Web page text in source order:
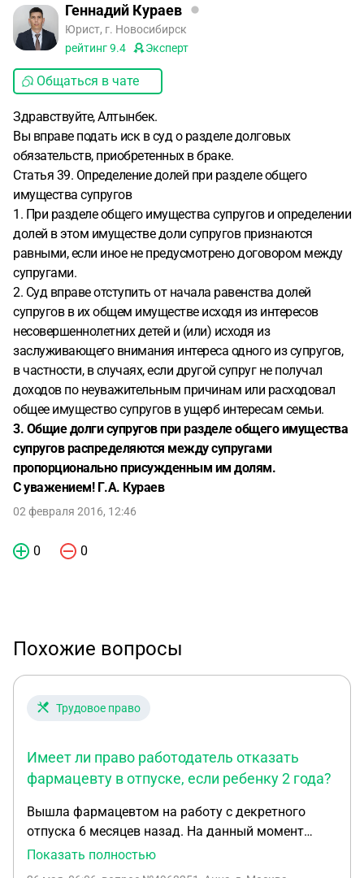
Геннадий Кураев
Юрист, г. Новосибирск
рейтинг9.4 Эксперт
Общаться в чате
Здравствуйте, Алтынбек.
Вы вправе подать иск в суд о разделе долговых
обязательств, приобретенных в браке.
Статья 39. Определение долей при разделе общего
имущества супругов
1. При разделе общего имущества супругов и определении
долей в этом имуществе доли супругов признаются
равными, если иное не предусмотрено договором между
супругами.
2. Суд вправе отступить от начала равенства долей
супругов в их общем имуществе исходя из интересов
несовершеннолетних детей и (или) исходя из
заслуживающего внимания интереса одного из супругов,
в частности, в случаях, если другой супруг не получал
доходов по неуважительным причинам или расходовал
общее имущество супругов в ущерб интересам семьи.
3. Общие долги супругов при разделе общего имущества
супругов распределяются между супругами
пропорционально присужденным им долям.
С уважением! Г.А. Кураев
02 февраля 2016, 12:46
0 0
Похожие вопросы
Трудовое право
Имеет ли право работодатель отказать
фармацевту в отпуске, если ребенку 2 года?
Вышла фармацевтом на работу с декретного
отпуска 6 месяцев назад. На данный момент
ребенку 2г 1м. Хочу идти в отпуск, накопилось 18
Показать полностью